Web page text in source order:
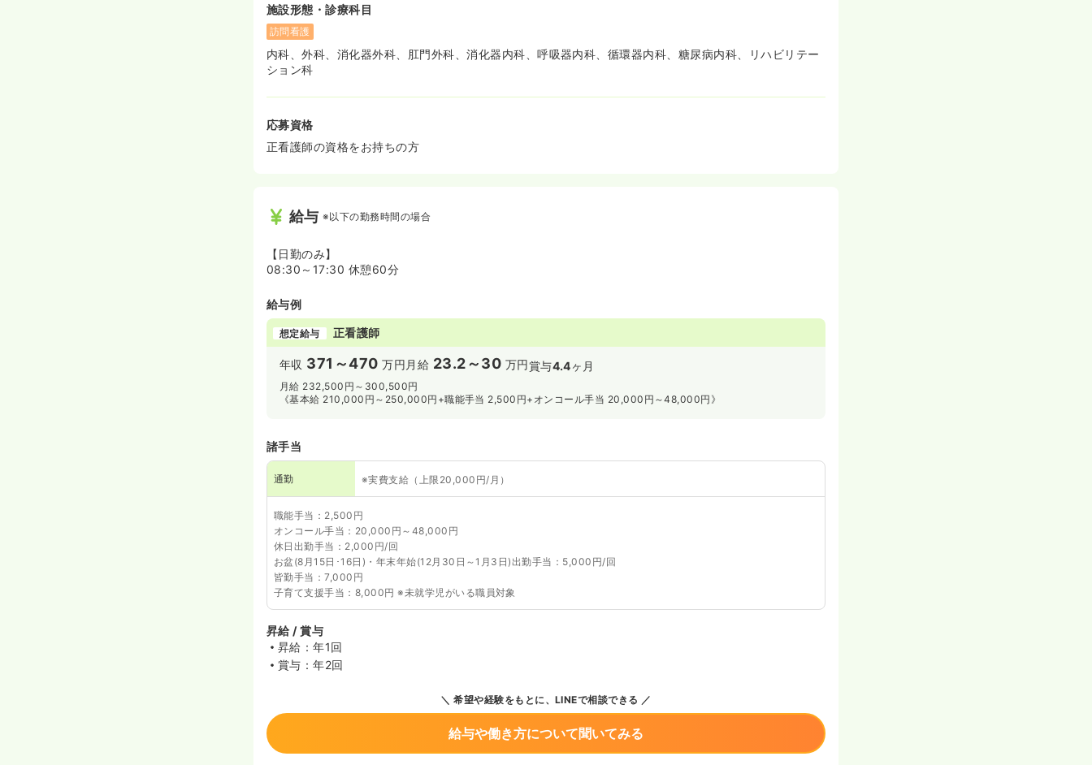
施設形態・診療科目
訪問看護
内科、外科、消化器外科、肛門外科、消化器内科、呼吸器内科、循環器内科、糖尿病内科、リハビリテー
ション科
応募資格
正看護師の資格をお持ちの方
給与 ※以下の勤務時間の場合
【日勤のみ】
08:30～17:30 休憩60分
給与例
想定給与 正看護師
年収 371～470 万円 月給 23.2～30 万円賞与4.4ヶ月
月給 232,500円～300,500円
《基本給 210,000円～250,000円+職能手当 2,500円+オンコール手当 20,000円～48,000円》
諸手当
通勤 ※実費支給（上限20,000円/月）
職能手当：2,500円
オンコール手当：20,000円～48,000円
休日出勤手当：2,000円/回
お盆(8月15日･16日)・年末年始(12月30日～1月3日)出勤手当：5,000円/回
皆勤手当：7,000円
子育て支援手当：8,000円 ※未就学児がいる職員対象
昇給 / 賞与
昇給：年1回
賞与：年2回
希望や経験をもとに、LINEで相談できる
給与や働き方について聞いてみる